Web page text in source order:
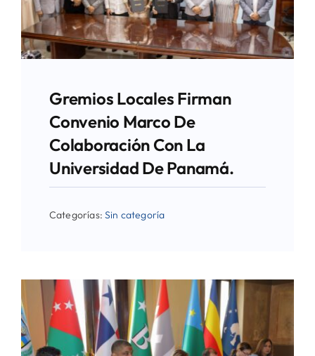
Directorio de Autoridades
Biblioteca
Últimas Noticias
Aplicaciones
Gremios Locales Firman
Convenio Marco De
Colaboración Con La
Universidad De Panamá.
Categorías:Sin categoría